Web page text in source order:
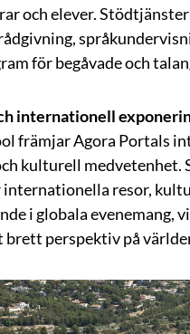
och elever.
för begåvade och
internationell
främjar Agora Portals
kulturell medvetenhet.
internationella resor,
i globala evenemang,
brett perspektiv på